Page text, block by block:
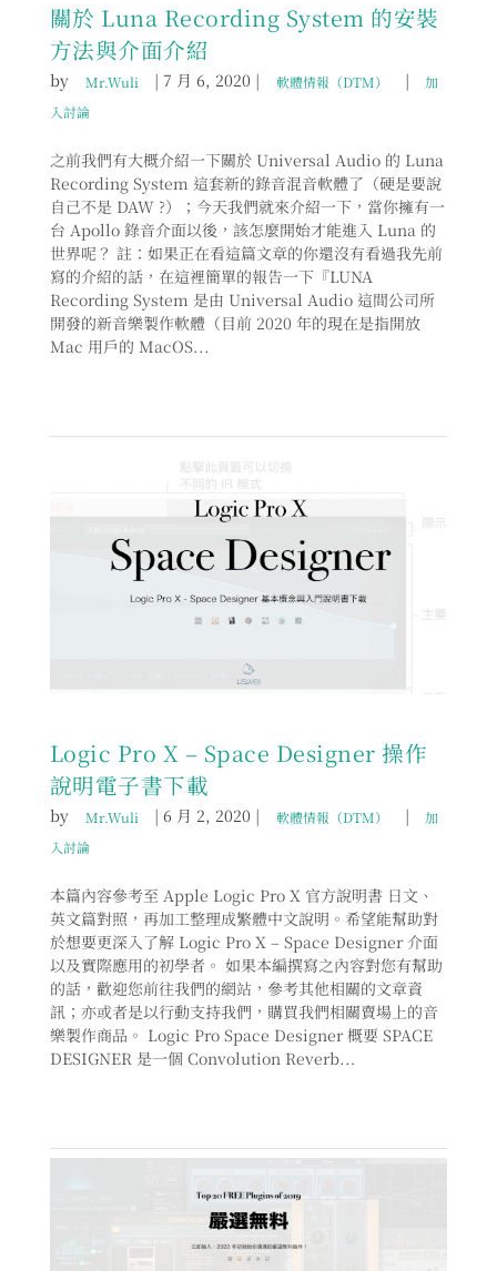
關於 Luna Recording System 的安裝
方法與介面介紹
by Mr.Wuli |7 月 6, 2020 | 軟體情報（DTM） |
加
入討論
之前我們有大概介紹一下關於 Universal Audio 的 Luna
Recording System 這套新的錄音混音軟體了（硬是要說
自己不是 DAW ?）；今天我們就來介紹一下，當你擁有一
台 Apollo 錄音介面以後，該怎麼開始才能進入 Luna 的
世界呢？ 註：如果正在看這篇文章的你還沒有看過我先前
寫的介紹的話，在這裡簡單的報告一下『LUNA
Recording System 是由 Universal Audio 這間公司所
開發的新音樂製作軟體（目前 2020 年的現在是指開放
Mac 用戶的 MacOS...
Logic Pro X – Space Designer 操作
說明電子書下載
by Mr.Wuli |6 月 2, 2020 | 軟體情報（DTM） |
加
入討論
本篇內容參考至 Apple Logic Pro X 官方說明書 日文、
英文篇對照，再加工整理成繁體中文說明。希望能幫助對
於想要更深入了解 Logic Pro X – Space Designer 介面
以及實際應用的初學者。 如果本編撰寫之內容對您有幫助
的話，歡迎您前往我們的網站，參考其他相關的文章資
訊；亦或者是以行動支持我們，購買我們相關賣場上的音
樂製作商品。 Logic Pro Space Designer 概要 SPACE
DESIGNER 是一個 Convolution Reverb...